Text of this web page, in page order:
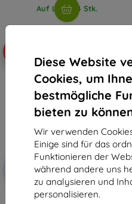
Diese Website
Cookies, um
bestmögliche
bieten zu
Wir verwenden
Einige sind für das
Funktionieren der
während andere uns
zu analysieren und
personalisieren.
Auf Lager 4 Stk.
Rabatt
mit
Gutschein
EXTRA10
3MK Lens Protect HMD XR21